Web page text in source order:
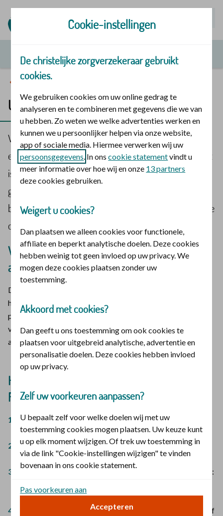
Sportapp RepFit
Uitleg sportapp RepFit
Via ons programma Geloof en gezondheid motiveren
en inspireren wij je over beweging. De sportapp RepFit
is daar een onderdeel van. Hier kun je 4 weken lang
gebruik van maken, zonder dat het je iets kost. Het is
belangrijk om deze uitleg goed door te lezen, voordat je
de app gebruikt.
We geven je graag wat extra uitleg over de
app
De app kan in het begin wat ingewikkeld zijn. Zodra je weet
hoe het werkt, is het een mooie toevoeging op ons
programma. Om je op weg te helpen, hebben wij een stap
voor stap beschrijving gemaakt. Lees de uitleg voordat je de
app download.
Hoe je je aanmeldt voor de programma’s van
RepFit
Download de sportapp RepFit in de App Store of Google
Play Store.
Kies rechtsonder in het startscherm voor Registreren,
kies daarna opnieuw voor Registreren.
Kies voor ‘rittenkaart’. Kies bij gewenste rittenkaart voor:
op ‘Ga verder met registreren’.
Vul je gegevens in en verzin een wachtwoord. Daarna hoef
Cookie-instellingen
De christelijke zorgverzekeraar gebruikt
cookies.
We gebruiken cookies om uw online gedrag te
analyseren en te combineren met gegevens die we van
u hebben. Zo weten we welke advertenties werken en
kunnen we u persoonlijker helpen via onze website,
app of sociale media. Hiermee verwerken wij uw
persoonsgegevens. In onscookie statementvindt u
meer informatie over hoe wij en onze 13 partners
deze cookies gebruiken.
Weigert u cookies?
Dan plaatsen we alleen cookies voor functionele,
affiliate en beperkt analytische doelen. Deze cookies
hebben weinig tot geen invloed op uw privacy. We
mogen deze cookies plaatsen zonder uw
toestemming.
Akkoord met cookies?
Dan geeft u ons toestemming om ook cookies te
plaatsen voor uitgebreid analytische, advertentie en
personalisatie doelen. Deze cookies hebben invloed
op uw privacy.
Zelf uw voorkeuren aanpassen?
U bepaalt zelf voor welke doelen wij met uw
toestemming cookies mogen plaatsen. Uw keuze kunt
u op elk moment wijzigen. Of trek uw toestemming in
via de link "Cookie-instellingen wijzigen" te vinden
bovenaan in ons cookie statement.
Pas voorkeuren aan
Accepteren